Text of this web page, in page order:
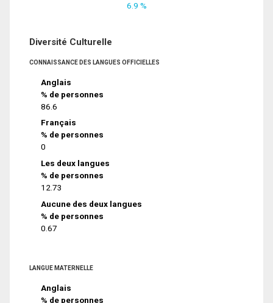
6.9 %
Diversité Culturelle
CONNAISSANCE DES LANGUES OFFICIELLES
Anglais
% de personnes
86.6
Français
% de personnes
0
Les deux langues
% de personnes
12.73
Aucune des deux langues
% de personnes
0.67
LANGUE MATERNELLE
Anglais
% de personnes